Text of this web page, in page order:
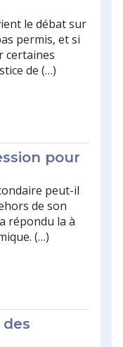
le débat sur
permis, et si
certaines
de (…)
pour
peut-il
de son
répondu la à
(…)